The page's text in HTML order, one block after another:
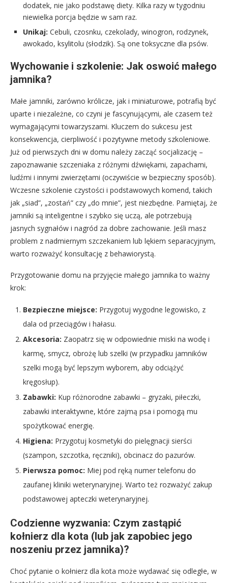
dodatek, nie jako podstawę diety. Kilka razy w tygodniu
niewielka porcja będzie w sam raz.
Unikaj: Cebuli, czosnku, czekolady, winogron, rodzynek,
awokado, ksylitolu (słodzik). Są one toksyczne dla psów.
Wychowanie i szkolenie: Jak oswoić małego
jamnika?
Małe jamniki, zarówno królicze, jak i miniaturowe, potrafią być
uparte i niezależne, co czyni je fascynującymi, ale czasem też
wymagającymi towarzyszami. Kluczem do sukcesu jest
konsekwencja, cierpliwość i pozytywne metody szkoleniowe.
Już od pierwszych dni w domu należy zacząć socjalizację –
zapoznawanie szczeniaka z różnymi dźwiękami, zapachami,
ludźmi i innymi zwierzętami (oczywiście w bezpieczny sposób).
Wczesne szkolenie czystości i podstawowych komend, takich
jak „siad”, „zostań” czy „do mnie”, jest niezbędne. Pamiętaj, że
jamniki są inteligentne i szybko się uczą, ale potrzebują
jasnych sygnałów i nagród za dobre zachowanie. Jeśli masz
problem z nadmiernym szczekaniem lub lękiem separacyjnym,
warto rozważyć konsultację z behawiorystą.
Przygotowanie domu na przyjęcie małego jamnika to ważny
krok:
Bezpieczne miejsce: Przygotuj wygodne legowisko, z
dala od przeciągów i hałasu.
Akcesoria: Zaopatrz się w odpowiednie miski na wodę i
karmę, smycz, obrożę lub szelki (w przypadku jamników
szelki mogą być lepszym wyborem, aby odciążyć
kręgosłup).
Zabawki: Kup różnorodne zabawki – gryzaki, piłeczki,
zabawki interaktywne, które zajmą psa i pomogą mu
spożytkować energię.
Higiena: Przygotuj kosmetyki do pielęgnacji sierści
(szampon, szczotka, ręczniki), obcinacz do pazurów.
Pierwsza pomoc: Miej pod ręką numer telefonu do
zaufanej kliniki weterynaryjnej. Warto też rozważyć zakup
podstawowej apteczki weterynaryjnej.
Codzienne wyzwania: Czym zastąpić
kołnierz dla kota (lub jak zapobiec jego
noszeniu przez jamnika)?
Choć pytanie o kołnierz dla kota może wydawać się odległe, w